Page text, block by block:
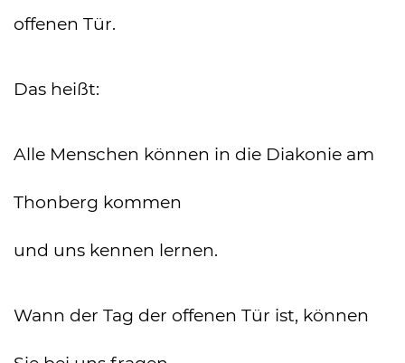
offenen Tür.
Das heißt:
Alle Menschen können in die Diakonie am
Thonberg kommen
und uns kennen lernen.
Wann der Tag der offenen Tür ist, können